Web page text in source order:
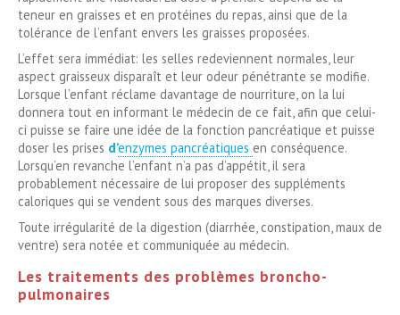
teneur en graisses et en protéines du repas, ainsi que de la
tolérance de l’enfant envers les graisses proposées.
L’effet sera immédiat: les selles redeviennent normales, leur
aspect graisseux disparaît et leur odeur pénétrante se modifie.
Lorsque l’enfant réclame davantage de nourriture, on la lui
donnera tout en informant le médecin de ce fait, afin que celui-
ci puisse se faire une idée de la fonction pancréatique et puisse
doser les prises d’enzymes pancréatiques en conséquence.
Lorsqu’en revanche l’enfant n’a pas d’appétit, il sera
probablement nécessaire de lui proposer des suppléments
caloriques qui se vendent sous des marques diverses.
Toute irrégularité de la digestion (diarrhée, constipation, maux de
ventre) sera notée et communiquée au médecin.
Les traitements des problèmes broncho-
pulmonaires